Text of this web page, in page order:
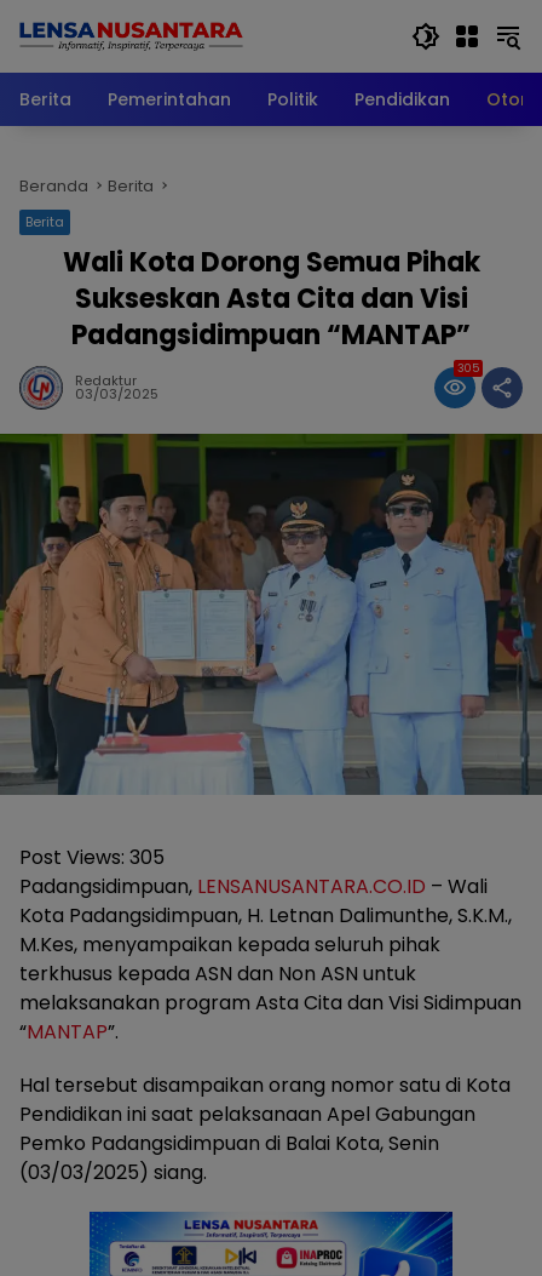
Berita
Pemerintahan Politik Pendidikan
Beranda Berita
Berita
Wali Kota Dorong Semua Pihak
Sukseskan Asta Cita dan Visi
Padangsidimpuan “MANTAP”
Redaktur
03/03/2025
305
Post Views: 305
Padangsidimpuan, LENSANUSANTARA.CO.ID – Wali
Kota Padangsidimpuan, H. Letnan Dalimunthe, S.K.M.,
M.Kes, menyampaikan kepada seluruh pihak
terkhusus kepada ASN dan Non ASN untuk
melaksanakan program Asta Cita dan Visi Sidimpuan
“MANTAP”.
Hal tersebut disampaikan orang nomor satu di Kota
Pendidikan ini saat pelaksanaan Apel Gabungan
Pemko Padangsidimpuan di Balai Kota, Senin
(03/03/2025) siang.